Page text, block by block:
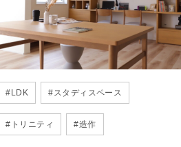
# LDK #スタディスペース
# トリニティ #造作